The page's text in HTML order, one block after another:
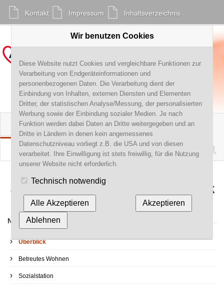
Wir benutzen Cookies
Diese Website nutzt Cookies und vergleichbare Funktionen zur
Verarbeitung von Endgeräteinformationen und
personenbezogenen Daten. Die Verarbeitung dient der
Einbindung von Inhalten, externen Diensten und Elementen
Dritter, der statistischen Analyse/Messung, der personalisierten
Werbung sowie der Einbindung sozialer Medien. Je nach
Funktion werden dabei Daten an Dritte weitergegeben und an
Dritte in Ländern in denen kein angemessenes
Datenschutzniveau vorliegt z.B. die USA und von diesen
verarbeitet. Ihre Einwilligung ist stets freiwillig, für die Nutzung
unserer Website nicht erforderlich.
Technisch notwendig
Alle Akzeptieren
Akzeptieren
Ablehnen
Kontakt Impressum Inhaltsverzeichnis
AWO Kreisverband Bitterfeld e. V.
Navigation
überspringen
Startseite Aktivitäten Kreisverband
Über uns
Ortsvereine
Mitglied werden
Soziale Dienste gGmbH
Sozialstation
Tagespflege
Begegnungstätten
Schwangerschaftsberatung
Kita Rotkäppchen
Kita Zwergenland
Karriere
Ausbildung Pflegehelfer
(m/w/d)
(m/w/d)
Soziale Dienste gGmbh › Überblick
NAVIGATION
überspringen
Überblick
Betreutes Wohnen
Sozialstation